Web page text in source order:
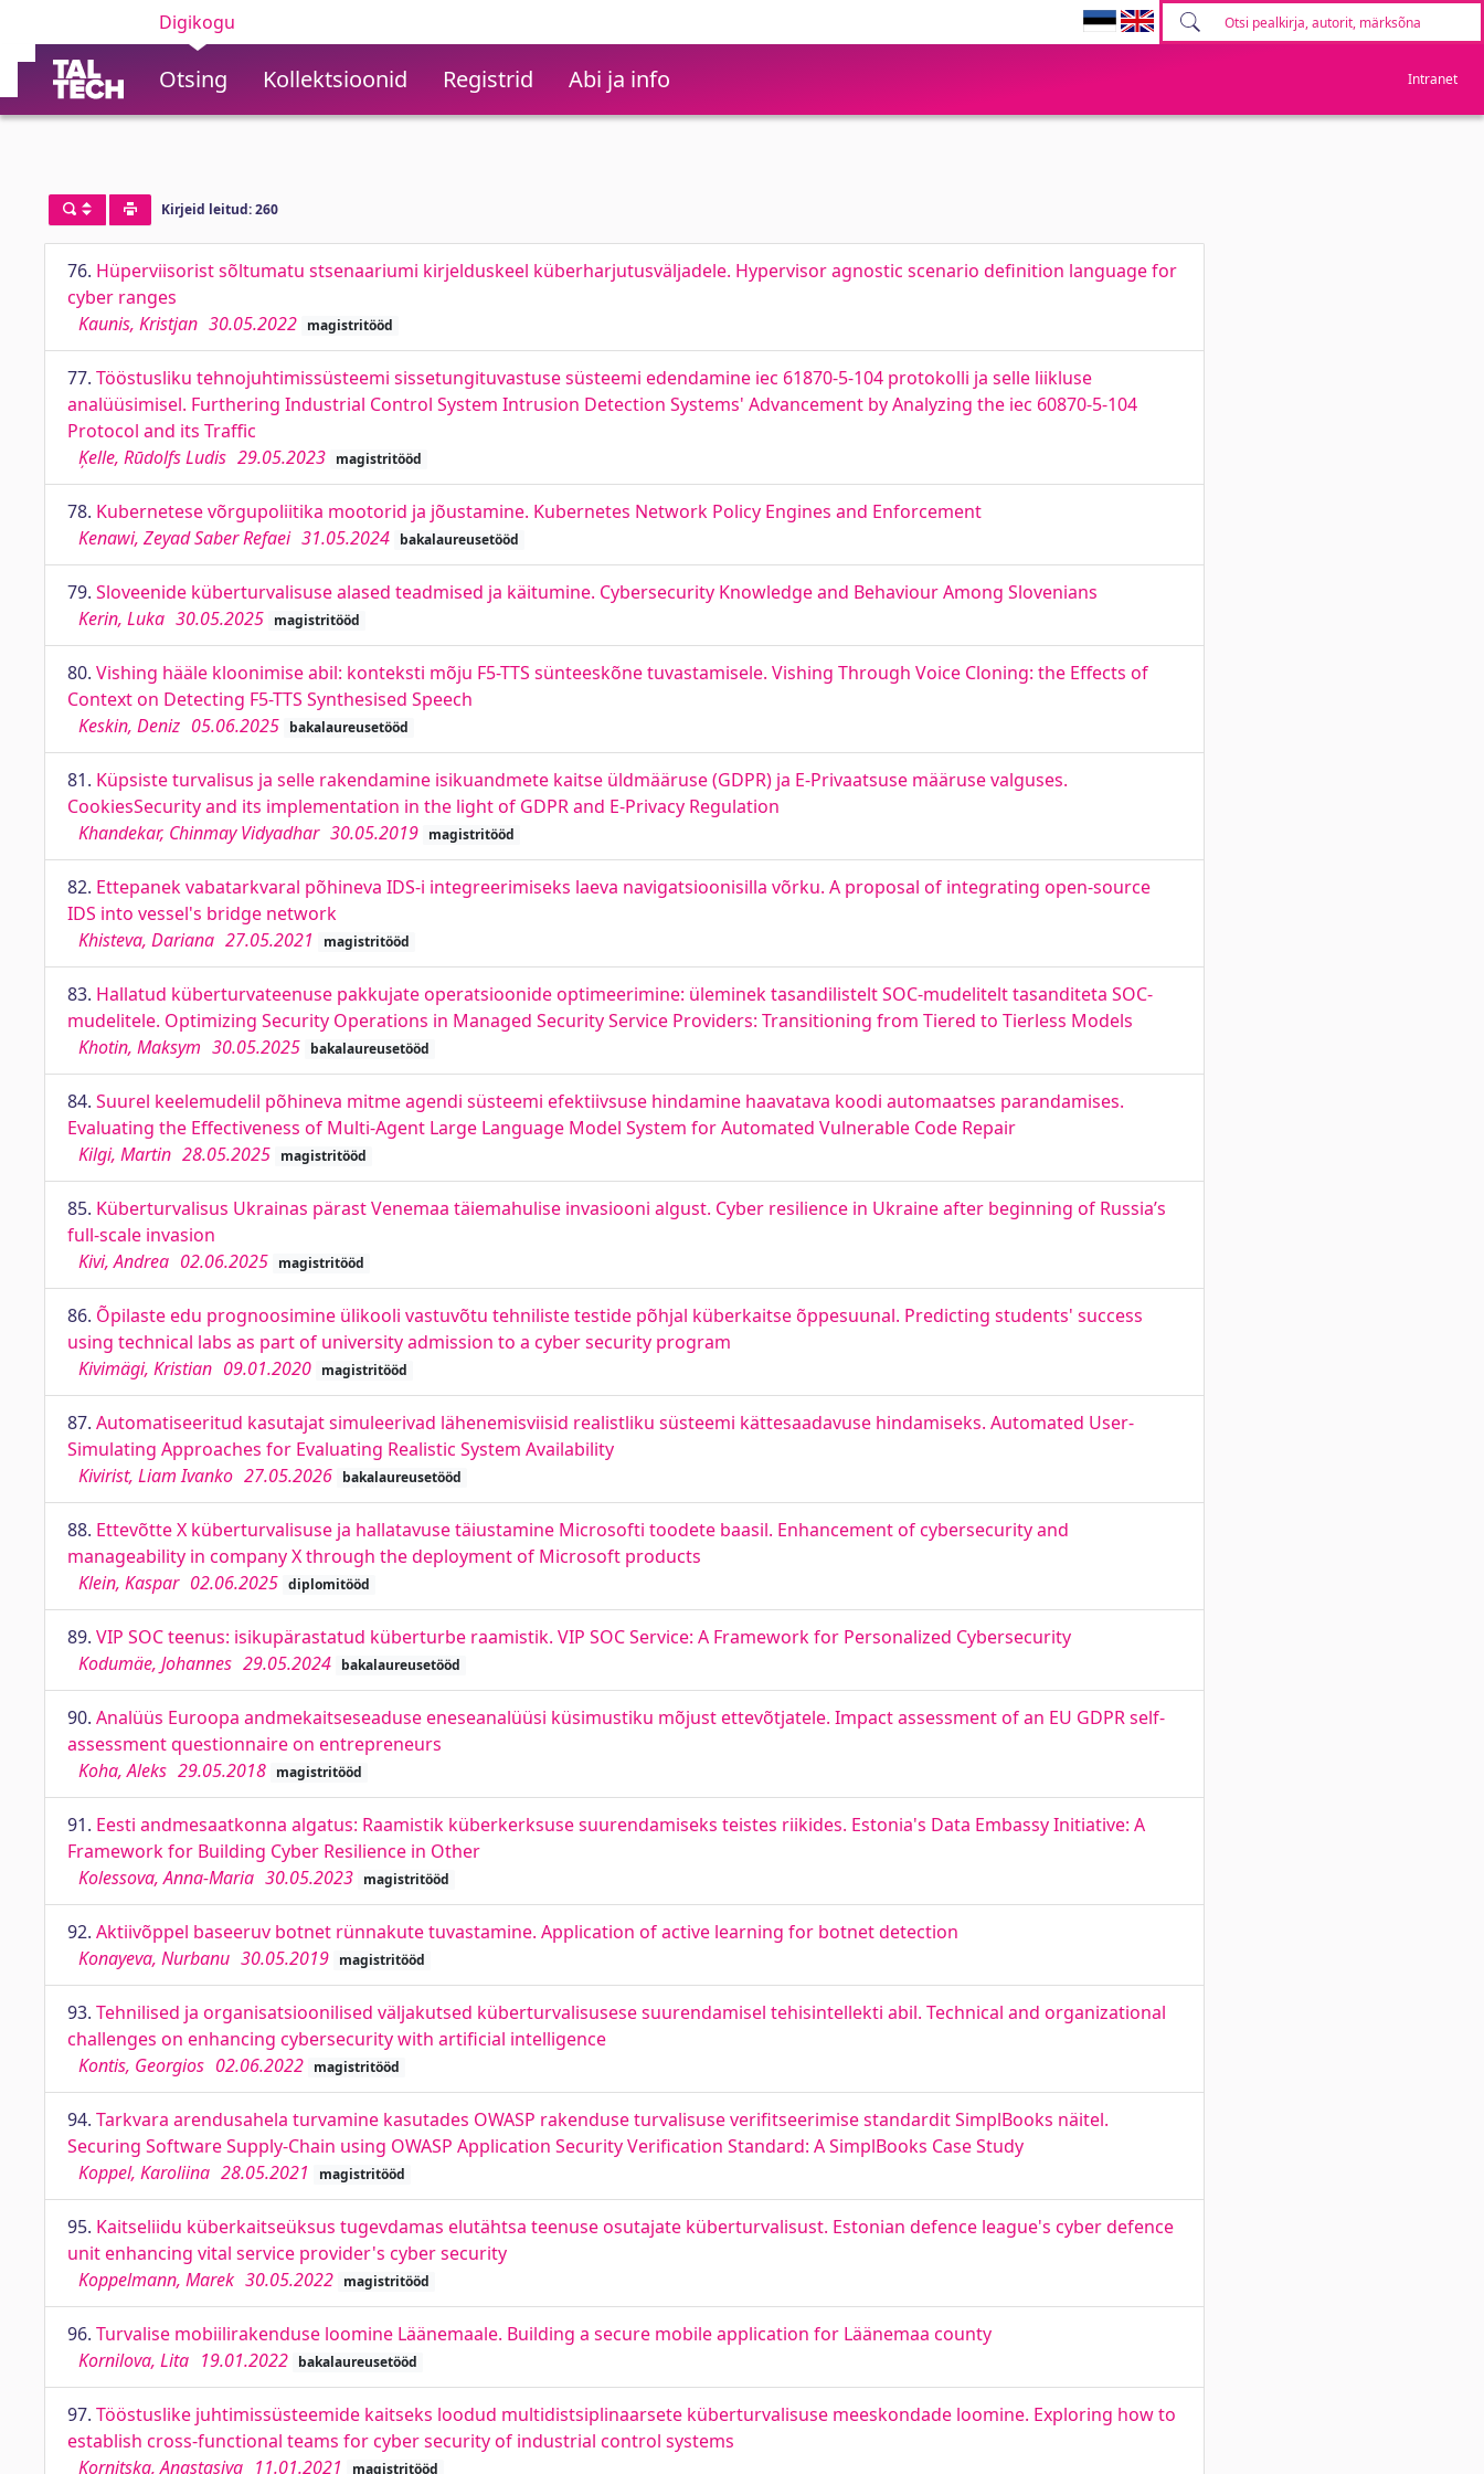
Digikogu
Otsing Kollektsioonid Registrid Abi ja info Intranet
Kirjeid leitud: 260
76. Hüperviisorist sõltumatu stsenaariumi kirjelduskeel küberharjutusväljadele. Hypervisor agnostic scenario definition language for
cyber ranges
Kaunis, Kristjan 30.05.2022 magistritööd
77. Tööstusliku tehnojuhtimissüsteemi sissetungituvastuse süsteemi edendamine iec 61870-5-104 protokolli ja selle liikluse
analüüsimisel. Furthering Industrial Control System Intrusion Detection Systems' Advancement by Analyzing the iec 60870-5-104
Protocol and its Traffic
Ķelle, Rūdolfs Ludis 29.05.2023 magistritööd
78. Kubernetese võrgupoliitika mootorid ja jõustamine. Kubernetes Network Policy Engines and Enforcement
Kenawi, Zeyad Saber Refaei 31.05.2024 bakalaureusetööd
79. Sloveenide küberturvalisuse alased teadmised ja käitumine. Cybersecurity Knowledge and Behaviour Among Slovenians
Kerin, Luka 30.05.2025 magistritööd
80. Vishing hääle kloonimise abil: konteksti mõju F5-TTS sünteeskõne tuvastamisele. Vishing Through Voice Cloning: the Effects of
Context on Detecting F5-TTS Synthesised Speech
Keskin, Deniz 05.06.2025 bakalaureusetööd
81. Küpsiste turvalisus ja selle rakendamine isikuandmete kaitse üldmääruse (GDPR) ja E-Privaatsuse määruse valguses.
CookiesSecurity and its implementation in the light of GDPR and E-Privacy Regulation
Khandekar, Chinmay Vidyadhar 30.05.2019 magistritööd
82. Ettepanek vabatarkvaral põhineva IDS-i integreerimiseks laeva navigatsioonisilla võrku. A proposal of integrating open-source
IDS into vessel's bridge network
Khisteva, Dariana 27.05.2021 magistritööd
83. Hallatud küberturvateenuse pakkujate operatsioonide optimeerimine: üleminek tasandilistelt SOC-mudelitelt tasanditeta SOC-
mudelitele. Optimizing Security Operations in Managed Security Service Providers: Transitioning from Tiered to Tierless Models
Khotin, Maksym 30.05.2025 bakalaureusetööd
84. Suurel keelemudelil põhineva mitme agendi süsteemi efektiivsuse hindamine haavatava koodi automaatses parandamises.
Evaluating the Effectiveness of Multi-Agent Large Language Model System for Automated Vulnerable Code Repair
Kilgi, Martin 28.05.2025 magistritööd
85. Küberturvalisus Ukrainas pärast Venemaa täiemahulise invasiooni algust. Cyber resilience in Ukraine after beginning of Russia’s
full-scale invasion
Kivi, Andrea 02.06.2025 magistritööd
86. Õpilaste edu prognoosimine ülikooli vastuvõtu tehniliste testide põhjal küberkaitse õppesuunal. Predicting students' success
using technical labs as part of university admission to a cyber security program
Kivimägi, Kristian 09.01.2020 magistritööd
87. Automatiseeritud kasutajat simuleerivad lähenemisviisid realistliku süsteemi kättesaadavuse hindamiseks. Automated User-
Simulating Approaches for Evaluating Realistic System Availability
Kivirist, Liam Ivanko 27.05.2026 bakalaureusetööd
88. Ettevõtte X küberturvalisuse ja hallatavuse täiustamine Microsofti toodete baasil. Enhancement of cybersecurity and
manageability in company X through the deployment of Microsoft products
Klein, Kaspar 02.06.2025 diplomitööd
89. VIP SOC teenus: isikupärastatud küberturbe raamistik. VIP SOC Service: A Framework for Personalized Cybersecurity
Kodumäe, Johannes 29.05.2024 bakalaureusetööd
90. Analüüs Euroopa andmekaitseseaduse eneseanalüüsi küsimustiku mõjust ettevõtjatele. Impact assessment of an EU GDPR self-
assessment questionnaire on entrepreneurs
Koha, Aleks 29.05.2018 magistritööd
91. Eesti andmesaatkonna algatus: Raamistik küberkerksuse suurendamiseks teistes riikides. Estonia's Data Embassy Initiative: A
Framework for Building Cyber Resilience in Other
Kolessova, Anna-Maria 30.05.2023 magistritööd
92. Aktiivõppel baseeruv botnet rünnakute tuvastamine. Application of active learning for botnet detection
Konayeva, Nurbanu 30.05.2019 magistritööd
93. Tehnilised ja organisatsioonilised väljakutsed küberturvalisusese suurendamisel tehisintellekti abil. Technical and organizational
challenges on enhancing cybersecurity with artificial intelligence
Kontis, Georgios 02.06.2022 magistritööd
94. Tarkvara arendusahela turvamine kasutades OWASP rakenduse turvalisuse verifitseerimise standardit SimplBooks näitel.
Securing Software Supply-Chain using OWASP Application Security Verification Standard: A SimplBooks Case Study
Koppel, Karoliina 28.05.2021 magistritööd
95. Kaitseliidu küberkaitseüksus tugevdamas elutähtsa teenuse osutajate küberturvalisust. Estonian defence league's cyber defence
unit enhancing vital service provider's cyber security
Koppelmann, Marek 30.05.2022 magistritööd
96. Turvalise mobiilirakenduse loomine Läänemaale. Building a secure mobile application for Läänemaa county
Kornilova, Lita 19.01.2022 bakalaureusetööd
97. Tööstuslike juhtimissüsteemide kaitseks loodud multidistsiplinaarsete küberturvalisuse meeskondade loomine. Exploring how to
establish cross-functional teams for cyber security of industrial control systems
Kornitska, Anastasiya 11.01.2021 magistritööd